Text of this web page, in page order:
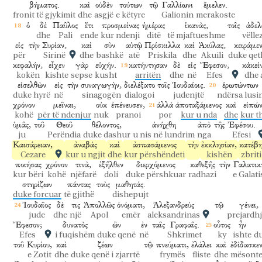
βήματος.
fronit të gjykimit
καὶ
dhe
οὐδὲν
asgjë
τούτων
e këtyre
τῷ Γαλλίωνι
Galionin
ἔμελεν.
merakoste
ὁ δὲ
dhe
Παῦλος
Pali
ἔτι
ende
προσμείνας
kur ndenji
ἡμέρας
ditë
ἱκανὰς,
të mjaftueshme
τοῖς
εἰς
për
τὴν Συρίαν,
Sirinë
καὶ
dhe
σὺν
bashkë
αὐτῷ
atë
Πρίσκιλλα
Priskila
καὶ
dhe
Ἀκύλας,
Akuili duke
κεφαλήν,
kokën
εἶχεν
kishte
γὰρ
sepse
εὐχήν.
kusht
κατήντησαν
arritën
δὲ
dhe
εἰς
në
Ἔφεσον,
Efes dhe
εἰσελθὼν
duke hyrë
εἰς
në
τὴν συναγωγὴν,
sinagogën
διελέξατο
dialogoi
τοῖς Ἰουδαίοις.
judenjtë
ἐρωτώντων
ndërsa
χρόνον
kohë
μεῖναι,
për të ndenjur
οὐκ
nuk
ἐπένευσεν,
pranoi
ἀλλὰ
por
ἀποταξάμενος
kur u nda
καὶ
dhe kur
ὑμᾶς,
ju
τοῦ Θεοῦ
Perëndia
θέλοντος,
duke dashur
ἀνήχθη
u nis në lundrim
ἀπὸ
nga
τῆς Ἐφέσου.
Efesi
Καισάρειαν,
Cezare
ἀναβὰς
kur u ngjit
καὶ
dhe
ἀσπασάμενος
kur përshëndeti
τὴν ἐκκλησίαν,
kishën
κατέβη
zbriti
ποιήσας
kur bëri
χρόνον
kohë
τινὰ,
njëfarë
ἐξῆλθεν
doli
διερχόμενος
duke përshkuar
καθεξῆς
radhazi
τὴν
e
στηρίζων
duke forcuar
πάντας
të gjithë
τοὺς μαθητάς.
dishepujt
Ἰουδαῖος
jude
δέ
dhe
τις
një
Ἀπολλῶς
Apol
ὀνόματι,
emër
Ἀλεξανδρεὺς
aleksandrinas
τῷ γένει,
Ἔφεσον;
Efes
δυνατὸς
i fuqishëm
ὢν
duke qenë
ἐν
në
ταῖς Γραφαῖς.
Shkrimet
οὗτος
ky
ἦν
ishte
τοῦ Κυρίου,
e Zotit
καὶ
dhe
ζέων
duke qenë i zjarrtë
τῷ πνεύματι,
frymës
ἐλάλει
fliste
καὶ
dhe
ἐδίδασκεν
mësonte